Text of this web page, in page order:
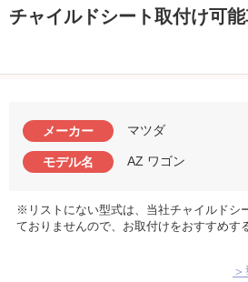
チャイルドシート取付け可
メーカー マツダ
モデル名 AZ ワゴン
※リストにない型式は、当社チャイルドシ
ておりませんので、お取付けをおすすめす